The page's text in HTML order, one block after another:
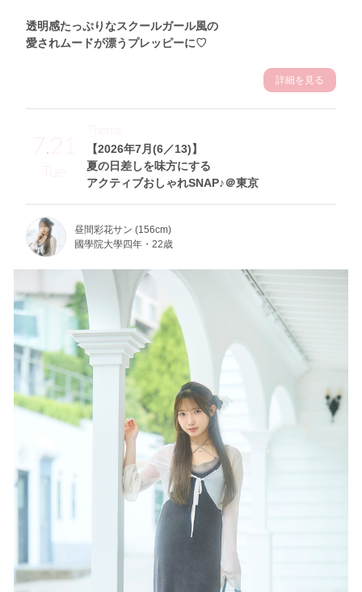
透明感たっぷりなスクールガール風の
愛されムードが漂うプレッピーに♡
詳細を見る
7.21
Tue
【2026年7月(6／13)】
夏の日差しを味方にする
アクティブおしゃれSNAP♪＠東京
Theme
昼間彩花サン (156cm)
國學院大學四年・22歳